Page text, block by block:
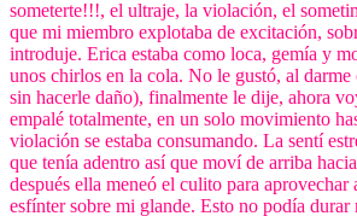
someterte!!!, el ultraje, la violación, el
que mi miembro explotaba de excitación,
introduje. Erica estaba como loca, gemía y
unos chirlos en la cola. No le gustó, al
sin hacerle daño), finalmente le dije, ahora
empalé totalmente, en un solo movimiento
violación se estaba consumando. La sentí
que tenía adentro así que moví de arriba
después ella meneó el culito para
esfínter sobre mi glande. Esto no podía durar